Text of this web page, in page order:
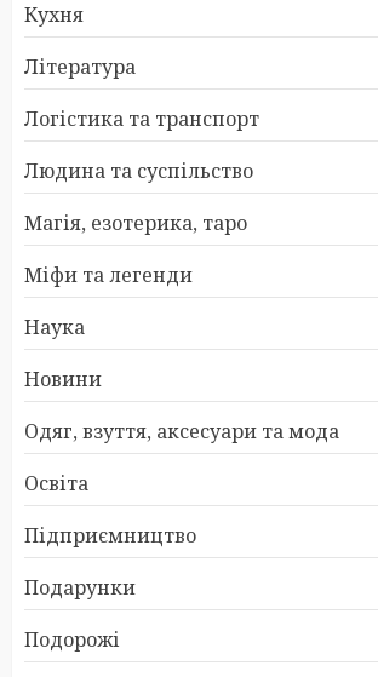
Кухня
Література
Логістика та транспорт
Людина та суспільство
Магія, езотерика, таро
Міфи та легенди
Наука
Новини
Одяг, взуття, аксесуари та мода
Освіта
Підприємництво
Подарунки
Подорожі